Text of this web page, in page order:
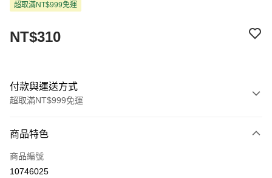
超取滿NT$999免運
NT$310
付款與運送方式
超取滿NT$999免運
信用卡一次付款
超商取貨付款
商品特色
商品編號
10746025